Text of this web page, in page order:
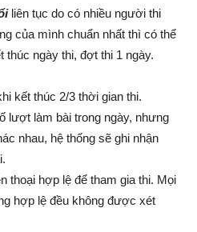
liên tục do có nhiều người thi
của mình chuẩn nhất thì có thể
ngày thi, đợt thi 1 ngày.
kết thúc 2/3 thời gian thi.
lượt làm bài trong ngày, nhưng
nhau, hệ thống sẽ ghi nhận
thoại hợp lệ để tham gia thi. Mọi
hợp lệ đều không được xét